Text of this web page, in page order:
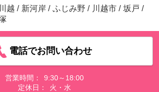
越 / 新河岸 / ふじみ野 / 川越市 / 坂戸 /
電話でお問い合わせ
営業時間：
9:30～18:00
定休日：
火・水